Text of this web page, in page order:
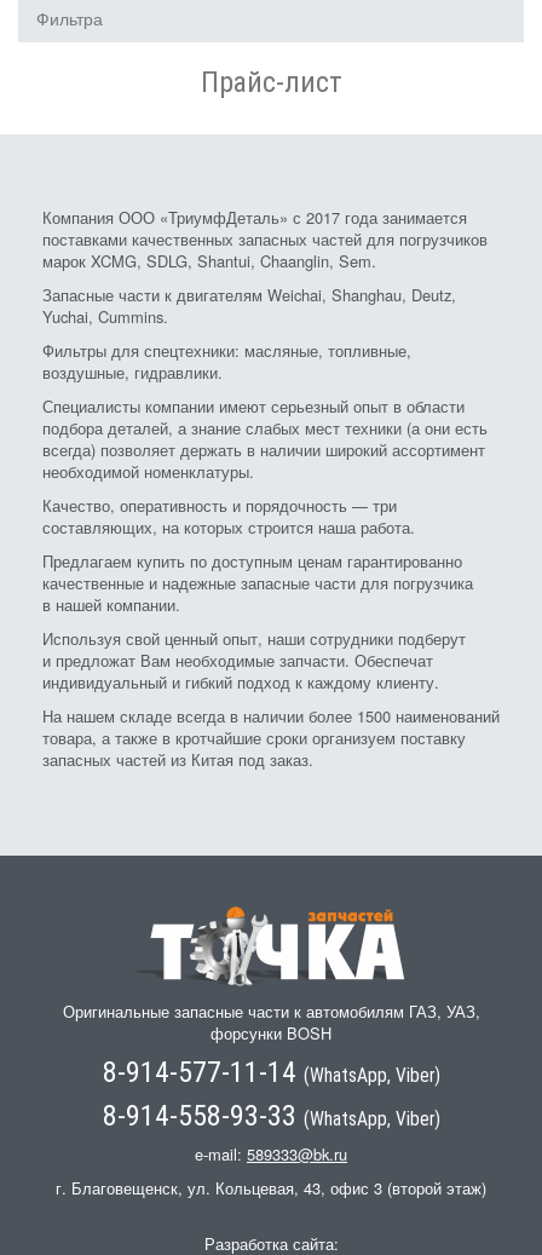
Фильтра
Прайс-лист
Компания ООО «ТриумфДеталь» с 2017 года занимается
поставками качественных запасных частей для погрузчиков
марок XCMG, SDLG, Shantui, Chaanglin, Sem.
Запасные части к двигателям Weichai, Shanghau, Deutz,
Yuchai, Cummins.
Фильтры для спецтехники: масляные, топливные,
воздушные, гидравлики.
Специалисты компании имеют серьезный опыт в области
подбора деталей, а знание слабых мест техники (а они есть
всегда) позволяет держать в наличии широкий ассортимент
необходимой номенклатуры.
Качество, оперативность и порядочность — три
составляющих, на которых строится наша работа.
Предлагаем купить по доступным ценам гарантированно
качественные и надежные запасные части для погрузчика
в нашей компании.
Используя свой ценный опыт, наши сотрудники подберут
и предложат Вам необходимые запчасти. Обеспечат
индивидуальный и гибкий подход к каждому клиенту.
На нашем складе всегда в наличии более 1500 наименований
товара, а также в кротчайшие сроки организуем поставку
запасных частей из Китая под заказ.
Оригинальные запасные части к автомобилям ГАЗ, УАЗ,
форсунки BOSH
8-914-577-11-14 (WhatsApp, Viber)
8-914-558-93-33 (WhatsApp, Viber)
e-mail: 589333@bk.ru
г. Благовещенск, ул. Кольцевая, 43, офис 3 (второй этаж)
Разработка сайта: